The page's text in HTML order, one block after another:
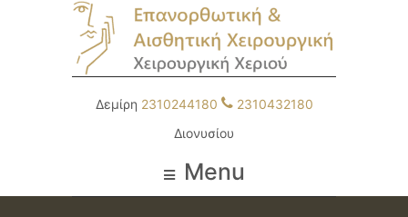
Δεμίρη 2310244180
2310432180
Διονυσίου
Menu